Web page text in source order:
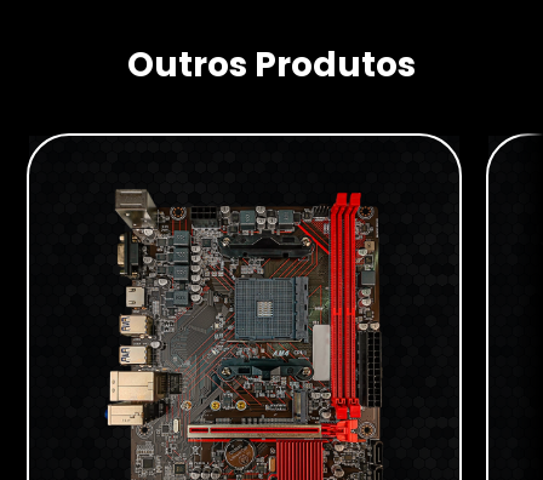
Outros Produtos